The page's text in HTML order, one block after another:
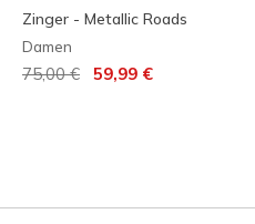
Zinger - Metallic Roads
Damen
Reduziert von
75,00 € auf
59,99 €